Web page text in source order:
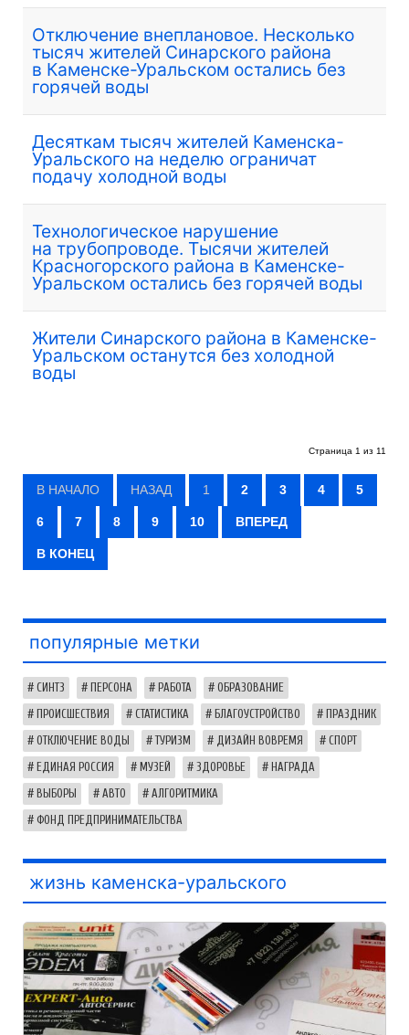
Отключение внеплановое. Несколько
тысяч жителей Синарского района
в Каменске-Уральском остались без
горячей воды
Десяткам тысяч жителей Каменска-
Уральского на неделю ограничат
подачу холодной воды
Технологическое нарушение
на трубопроводе. Тысячи жителей
Красногорского района в Каменске-
Уральском остались без горячей воды
Жители Синарского района в Каменске-
Уральском останутся без холодной
воды
Страница 1 из 11
В НАЧАЛО НАЗАД 1 2 3 4 5
6 7 8 9 10 ВПЕРЕД
В КОНЕЦ
популярные метки
СИНТЗ ПЕРСОНА РАБОТА ОБРАЗОВАНИЕ
ПРОИСШЕСТВИЯ СТАТИСТИКА БЛАГОУСТРОЙСТВО ПРАЗДНИК
ОТКЛЮЧЕНИЕ ВОДЫ ТУРИЗМ ДИЗАЙН ВОВРЕМЯ СПОРТ
ЕДИНАЯ РОССИЯ МУЗЕЙ ЗДОРОВЬЕ НАГРАДА
ВЫБОРЫ АВТО АЛГОРИТМИКА
ФОНД ПРЕДПРИНИМАТЕЛЬСТВА
жизнь каменска-уральского